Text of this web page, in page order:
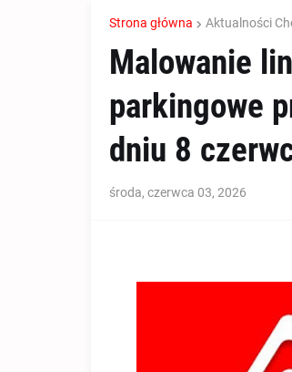
Strona główna Aktualności
Malowanie
parkingowe
dniu 8
środa, czerwca 03, 2026